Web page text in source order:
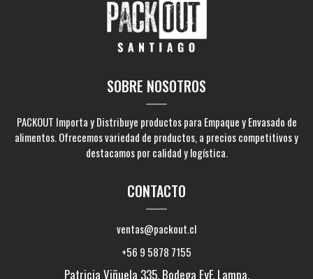
SOBRE NOSOTROS
PACKOUT Importa y Distribuye productos para Empaque y Envasado de
alimentos. Ofrecemos variedad de productos, a precios competitivos y
destacamos por calidad y logística.
CONTACTO
ventas@packout.cl
+56 9 5878 7155
Patricia Viñuela 335, Bodega EyF, Lampa,